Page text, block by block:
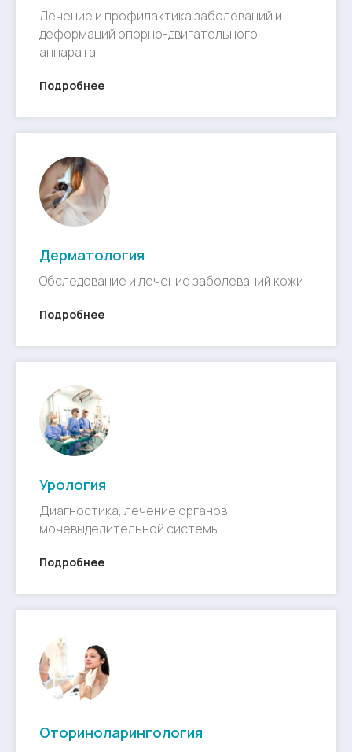
Лечение и профилактика заболеваний и
деформаций опорно-двигательного
аппарата
Подробнее
Дерматология
Обследование и лечение заболеваний кожи
Подробнее
Урология
Диагностика, лечение органов
мочевыделительной системы
Подробнее
Оториноларингология